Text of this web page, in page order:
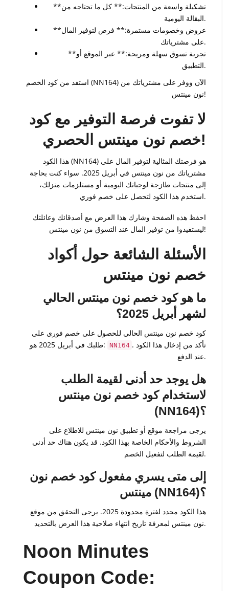
**تشكيلة واسعة من المنتجات:** كل ما تحتاجه من
البقالة اليومية.
**عروض وخصومات مستمرة:** فرص لتوفير المال
على مشترياتك.
**تجربة تسوق سهلة ومريحة:** عبر الموقع أو
التطبيق.
استفد من كود الخصم (NN164) الآن ووفر على مشترياتك من
نون مينتس!
لا تفوت فرصة التوفير مع كود
خصم نون مينتس الحصري!
هذا الكود (NN164) هو فرصتك المثالية لتوفير المال على
مشترياتك من نون مينتس في أبريل 2025. سواء كنت بحاجة
إلى منتجات طازجة لوجباتك اليومية أو مستلزمات منزلك،
استخدم هذا الكود لتحصل على خصم فوري.
احفظ هذه الصفحة وشارك هذا العرض مع أصدقائك وعائلتك
ليستفيدوا من توفير المال عند التسوق من نون مينتس!
الأسئلة الشائعة حول أكواد
خصم نون مينتس
ما هو كود خصم نون مينتس الحالي
لشهر أبريل 2025؟
كود خصم نون مينتس الحالي للحصول على خصم فوري على
طلبك في أبريل 2025 هو: NN164 . تأكد من إدخال هذا الكود
عند الدفع.
هل يوجد حد أدنى لقيمة الطلب
لاستخدام كود خصم نون مينتس
(NN164)؟
يرجى مراجعة موقع أو تطبيق نون مينتس للاطلاع على
الشروط والأحكام الخاصة بهذا الكود. قد يكون هناك حد أدنى
لقيمة الطلب لتفعيل الخصم.
إلى متى يسري مفعول كود خصم نون
مينتس (NN164)؟
هذا الكود محدد لفترة محدودة 2025. يرجى التحقق من موقع
نون مينتس لمعرفة تاريخ انتهاء صلاحية هذا العرض بالتحديد.
Noon Minutes
Coupon Code: